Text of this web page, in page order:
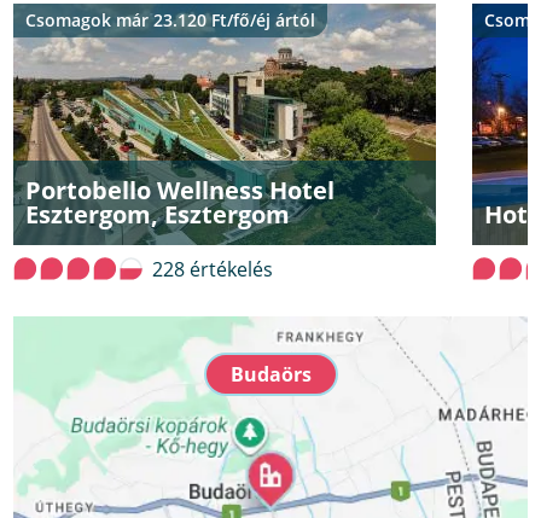
Portobello Wellness Hotel
Esztergom, Esztergom
Csomagok már 23.120 Ft/fő/éj ártól
228 értékelés
Budaörs